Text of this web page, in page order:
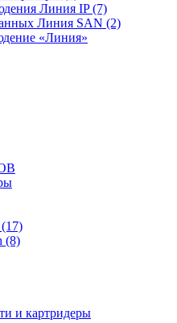
Линия IP (7)
Линия SAN (2)
«Линия»
(8)
и картридеры